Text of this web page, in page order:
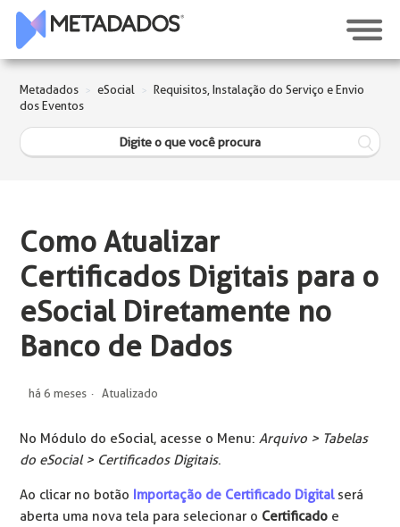
Metadados eSocial
Requisitos, Instalação do Serviço e Envio
dos Eventos
Como Atualizar
Certificados Digitais para o
eSocial Diretamente no
Banco de Dados
há 6 meses Atualizado
No Módulo do eSocial, acesse o Menu: Arquivo > Tabelas
do eSocial > Certificados Digitais.
Ao clicar no botão Importação de Certificado Digitalserá
aberta uma nova tela para selecionar o Certificado e